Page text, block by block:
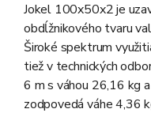
Jokel 100x50x2 je
obdĺžnikového tvaru
Široké spektrum
tiež v technických
6 m s váhou 26,16 kg
zodpovedá váhe 4,36